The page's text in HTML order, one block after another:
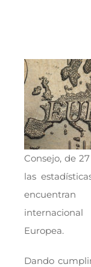
Consejo, de
las
Europea.
Dando